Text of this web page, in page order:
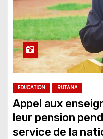
EDUCATION RUTANA
Appel aux
leur pension
service de la